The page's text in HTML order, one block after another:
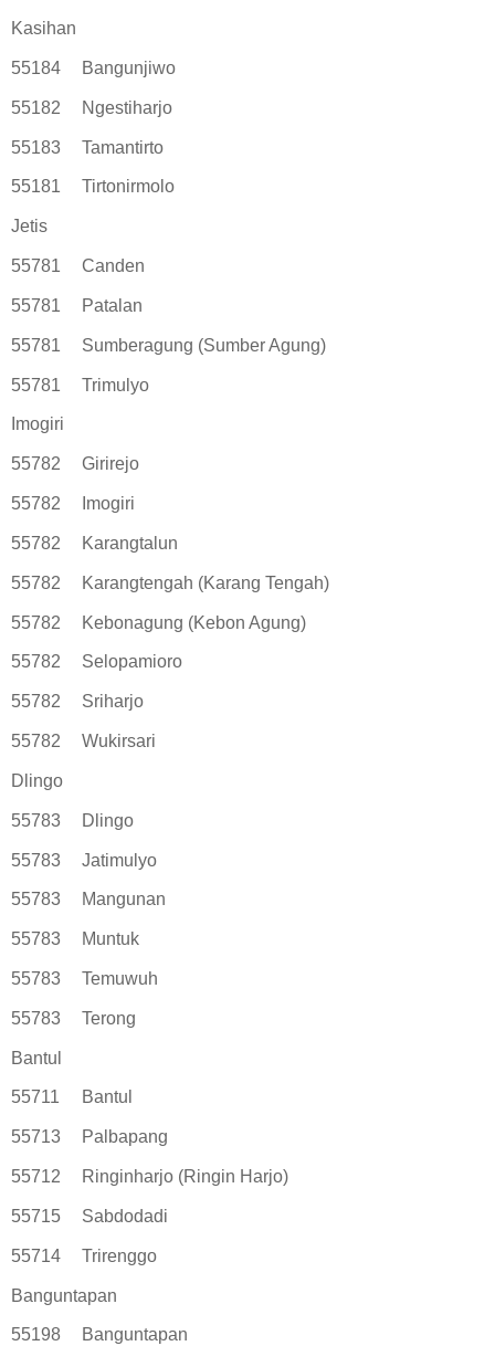
Kasihan
55184 Bangunjiwo
55182 Ngestiharjo
55183 Tamantirto
55181 Tirtonirmolo
Jetis
55781 Canden
55781 Patalan
55781 Sumberagung (Sumber Agung)
55781 Trimulyo
Imogiri
55782 Girirejo
55782 Imogiri
55782 Karangtalun
55782 Karangtengah (Karang Tengah)
55782 Kebonagung (Kebon Agung)
55782 Selopamioro
55782 Sriharjo
55782 Wukirsari
Dlingo
55783 Dlingo
55783 Jatimulyo
55783 Mangunan
55783 Muntuk
55783 Temuwuh
55783 Terong
Bantul
55711 Bantul
55713 Palbapang
55712 Ringinharjo (Ringin Harjo)
55715 Sabdodadi
55714 Trirenggo
Banguntapan
55198 Banguntapan